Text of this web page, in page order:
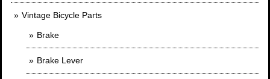
Vintage Bicycle Parts
Brake
Brake Lever